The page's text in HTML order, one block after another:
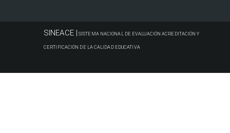
SINEACE | SISTEMA NACIONAL DE EVALUACIÓN ACREDITACIÓN Y
CERTIFICACIÓN DE LA CALIDAD EDUCATIVA